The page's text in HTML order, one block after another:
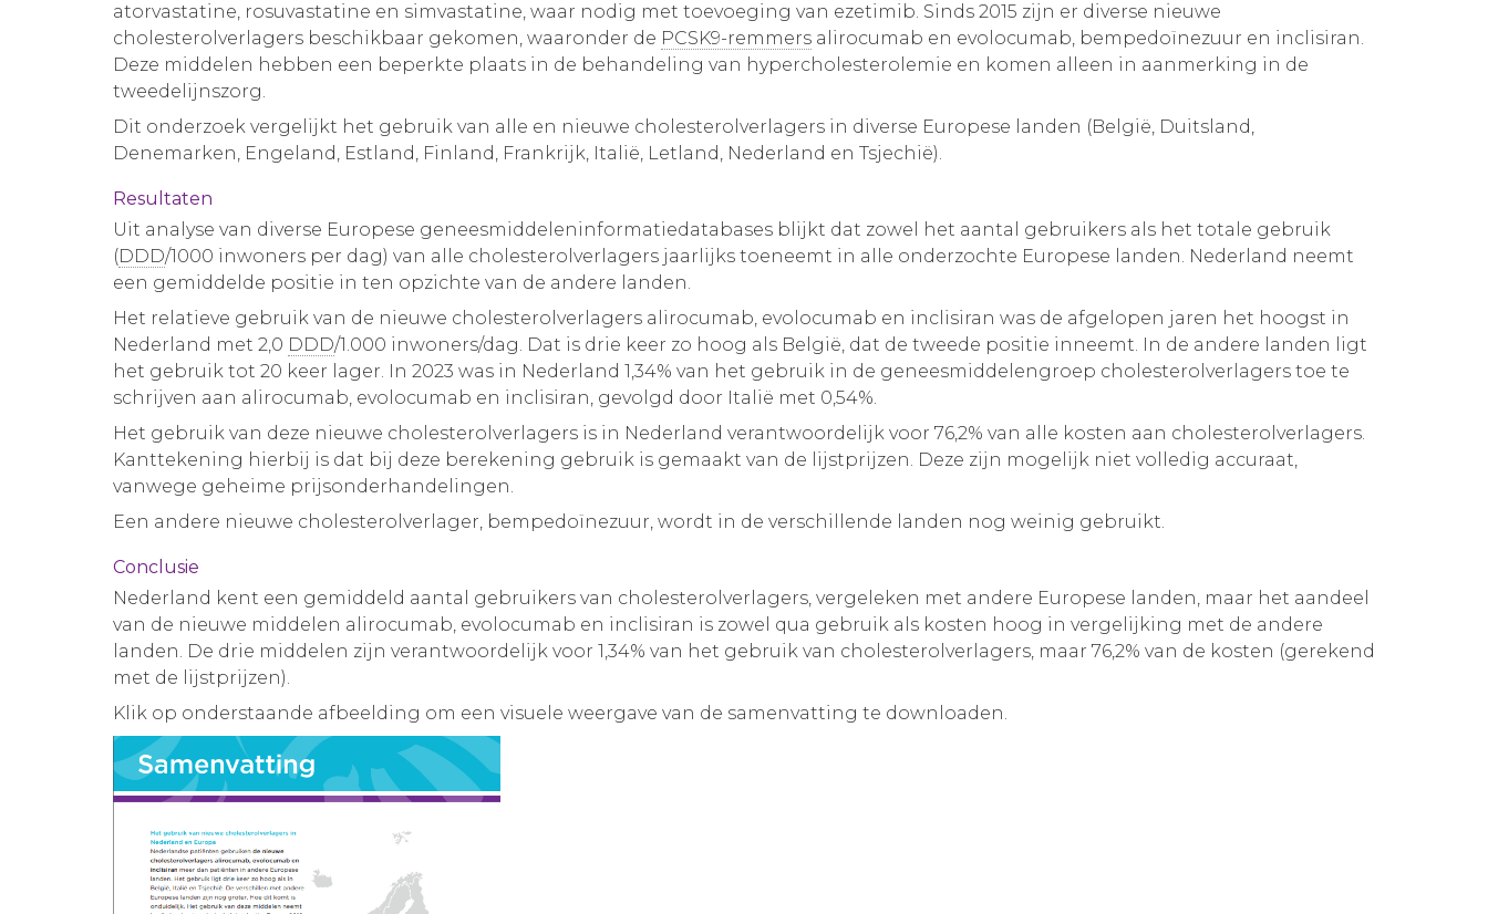
atorvastatine, rosuvastatine en simvastatine, waar nodig met toevoeging van ezetimib. Sinds 2015 zijn er diverse nieuwe
cholesterolverlagers beschikbaar gekomen, waaronder de PCSK9-remmers alirocumab en evolocumab, bempedoïnezuur en inclisiran.
Deze middelen hebben een beperkte plaats in de behandeling van hypercholesterolemie en komen alleen in aanmerking in de
tweedelijnszorg.
Dit onderzoek vergelijkt het gebruik van alle en nieuwe cholesterolverlagers in diverse Europese landen (België, Duitsland,
Denemarken, Engeland, Estland, Finland, Frankrijk, Italië, Letland, Nederland en Tsjechië).
Resultaten
Uit analyse van diverse Europese geneesmiddeleninformatiedatabases blijkt dat zowel het aantal gebruikers als het totale gebruik
(DDD/1000 inwoners per dag) van alle cholesterolverlagers jaarlijks toeneemt in alle onderzochte Europese landen. Nederland neemt
een gemiddelde positie in ten opzichte van de andere landen.
Het relatieve gebruik van de nieuwe cholesterolverlagers alirocumab, evolocumab en inclisiran was de afgelopen jaren het hoogst in
Nederland met 2,0 DDD/1.000 inwoners/dag. Dat is drie keer zo hoog als België, dat de tweede positie inneemt. In de andere landen ligt
het gebruik tot 20 keer lager. In 2023 was in Nederland 1,34% van het gebruik in de geneesmiddelengroep cholesterolverlagers toe te
schrijven aan alirocumab, evolocumab en inclisiran, gevolgd door Italië met 0,54%.
Het gebruik van deze nieuwe cholesterolverlagers is in Nederland verantwoordelijk voor 76,2% van alle kosten aan cholesterolverlagers.
Kanttekening hierbij is dat bij deze berekening gebruik is gemaakt van de lijstprijzen. Deze zijn mogelijk niet volledig accuraat,
vanwege geheime prijsonderhandelingen.
Een andere nieuwe cholesterolverlager, bempedoïnezuur, wordt in de verschillende landen nog weinig gebruikt.
Conclusie
Nederland kent een gemiddeld aantal gebruikers van cholesterolverlagers, vergeleken met andere Europese landen, maar het aandeel
van de nieuwe middelen alirocumab, evolocumab en inclisiran is zowel qua gebruik als kosten hoog in vergelijking met de andere
landen. De drie middelen zijn verantwoordelijk voor 1,34% van het gebruik van cholesterolverlagers, maar 76,2% van de kosten (gerekend
met de lijstprijzen).
Klik op onderstaande afbeelding om een visuele weergave van de samenvatting te downloaden.